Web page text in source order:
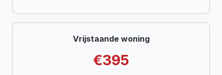
Vrijstaande woning
€395